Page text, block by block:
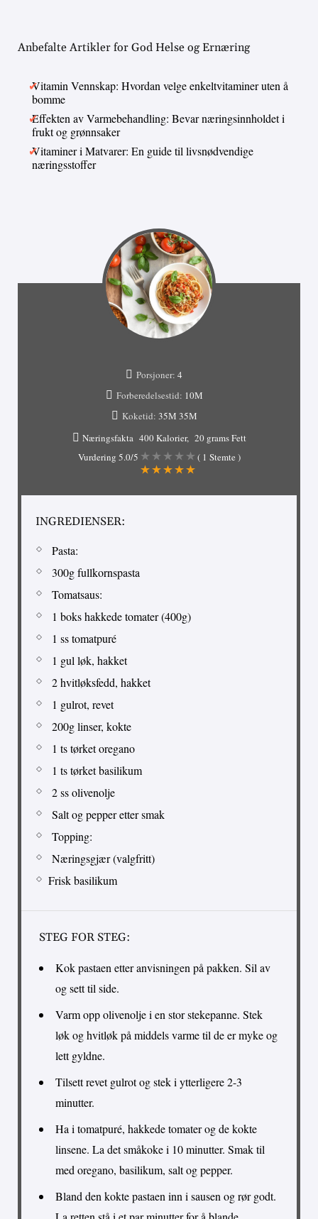
Anbefalte Artikler for God Helse og Ernæring
Vitamin Vennskap: Hvordan velge enkeltvitaminer uten å
bomme
Effekten av Varmebehandling: Bevar næringsinnholdet i
frukt og grønnsaker
Vitaminer i Matvarer: En guide til livsnødvendige
næringsstoffer
Porsjoner: 4
Forberedelsestid: 10М
Koketid: 35М 35М
Næringsfakta 400 Kalorier
20 grams Fett
Vurdering 5.0/5 ( 1 Stemte )
INGREDIENSER:
Pasta:
300g fullkornspasta
Tomatsaus:
1 boks hakkede tomater (400g)
1 ss tomatpuré
1 gul løk, hakket
2 hvitløksfedd, hakket
1 gulrot, revet
200g linser, kokte
1 ts tørket oregano
1 ts tørket basilikum
2 ss olivenolje
Salt og pepper etter smak
Topping:
Næringsgjær (valgfritt)
Frisk basilikum
STEG FOR STEG:
Kok pastaen etter anvisningen på pakken. Sil av
og sett til side.
Varm opp olivenolje i en stor stekepanne. Stek
løk og hvitløk på middels varme til de er myke og
lett gyldne.
Tilsett revet gulrot og stek i ytterligere 2-3
minutter.
Ha i tomatpuré, hakkede tomater og de kokte
linsene. La det småkoke i 10 minutter. Smak til
med oregano, basilikum, salt og pepper.
Bland den kokte pastaen inn i sausen og rør godt.